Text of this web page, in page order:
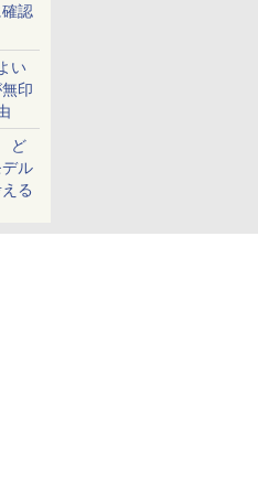
認
い
印
ど
ル
る